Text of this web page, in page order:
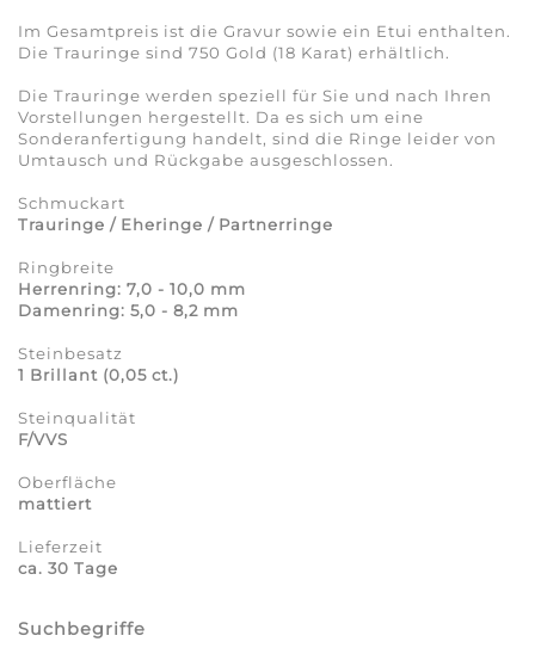
Im Gesamtpreis ist die Gravur sowie ein Etui enthalten.
Die Trauringe sind 750 Gold (18 Karat) erhältlich.
Die Trauringe werden speziell für Sie und nach Ihren
Vorstellungen hergestellt. Da es sich um eine
Sonderanfertigung handelt, sind die Ringe leider von
Umtausch und Rückgabe ausgeschlossen.
Schmuckart
Trauringe / Eheringe / Partnerringe
Ringbreite
Herrenring: 7,0 - 10,0 mm
Damenring: 5,0 - 8,2 mm
Steinbesatz
1 Brillant (0,05 ct.)
Steinqualität
F/VVS
Oberfläche
mattiert
Lieferzeit
ca. 30 Tage
Suchbegriffe